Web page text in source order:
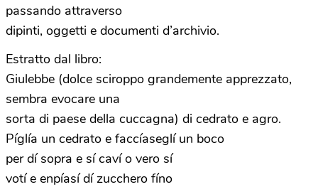
passando attraverso
dipinti, oggetti e documenti d’archivio.
Estratto dal libro:
Giulebbe (dolce sciroppo grandemente apprezzato,
sembra evocare una
sorta di paese della cuccagna) di cedrato e agro.
Píglía un cedrato e faccíaseglí un boco
per dí sopra e sí caví o vero sí
votí e enpíasí dí zucchero fíno